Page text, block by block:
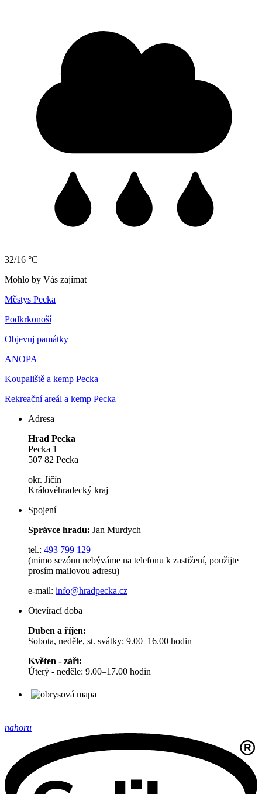
32/16 °C
Mohlo by Vás zajímat
Městys Pecka
Podkrkonoší
Objevuj památky
ANOPA
Koupaliště a kemp Pecka
Rekreační areál a kemp Pecka
Adresa
Hrad Pecka
Pecka 1
507 82 Pecka
okr. Jičín
Královéhradecký kraj
Spojení
Správce hradu: Jan Murdych
tel.: 493 799 129
(mimo sezónu nebýváme na telefonu k zastižení, použijte
prosím mailovou adresu)
e-mail: info@hradpecka.cz
Otevírací doba
Duben a říjen:
Sobota, neděle, st. svátky: 9.00–16.00 hodin
Květen - září:
Úterý - neděle: 9.00–17.00 hodin
nahoru